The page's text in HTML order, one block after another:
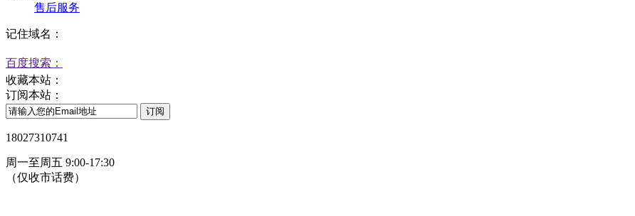
售后服务
记住域名：
百度搜索：
收藏本站：
订阅本站：
18027310741
周一至周五 9:00-17:30
（仅收市话费）